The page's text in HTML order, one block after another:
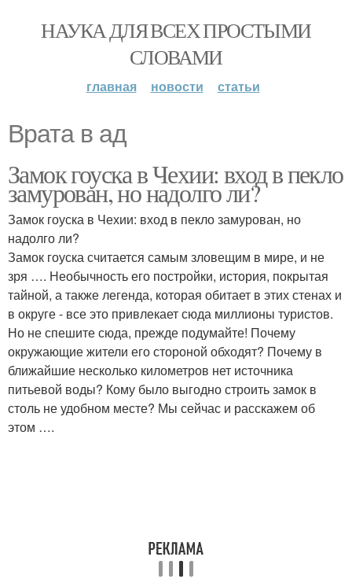
НАУКА ДЛЯ ВСЕХ ПРОСТЫМИ
СЛОВАМИ
главная новости статьи
Врата в ад
Замок гоуска в Чехии: вход в пекло
замурован, но надолго ли?
Замок гоуска в Чехии: вход в пекло замурован, но
надолго ли?
Замок гоуска считается самым зловещим в мире, и не
зря …. Необычность его постройки, история, покрытая
тайной, а также легенда, которая обитает в этих стенах и
в округе - все это привлекает сюда миллионы туристов.
Но не спешите сюда, прежде подумайте! Почему
окружающие жители его стороной обходят? Почему в
ближайшие несколько километров нет источника
питьевой воды? Кому было выгодно строить замок в
столь не удобном месте? Мы сейчас и расскажем об
этом ….